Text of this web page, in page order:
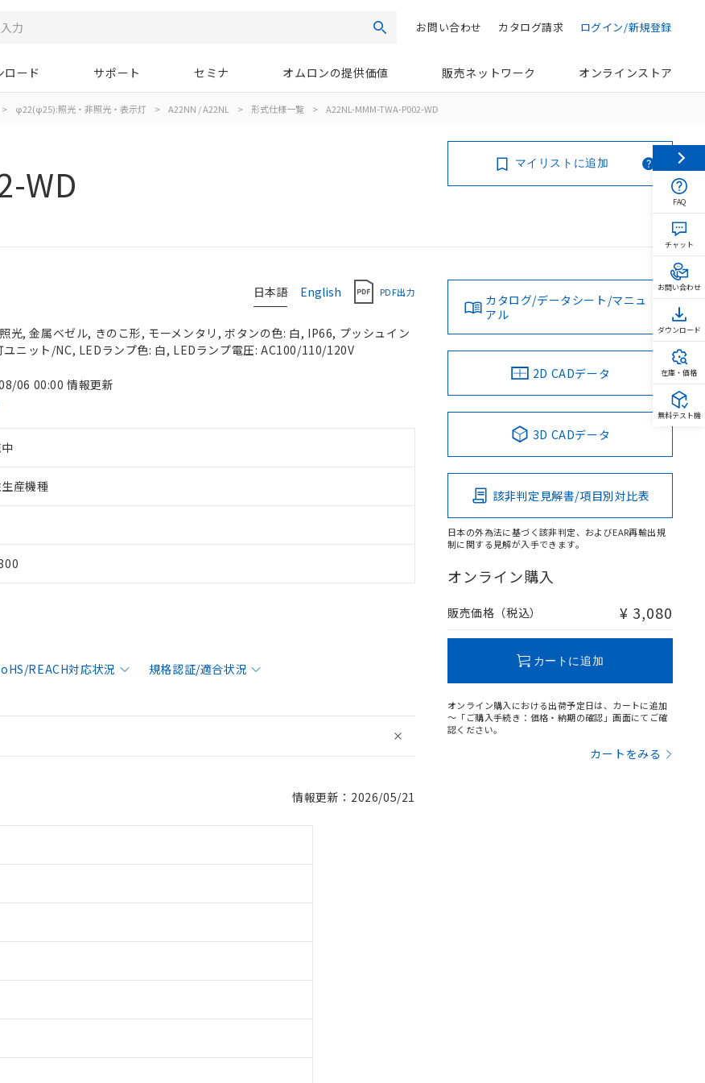
検索 ログイン/新規登録
カタログ請求
お問い合わせ
ロード サポート セミナ オムロンの提供価値 販売ネットワーク オンラインストア
> φ22(φ25):照光・非照光・表示灯 > A22NN / A22NL > 形式仕様一覧 > A22NL-MMM-TWA-P002-WD
WD マイリストに追加
日本語 English PDF出力
光, 金属ベゼル, きのこ形, モーメンタリ, ボタンの色: 白, IP66, プッシュイン
ニット/NC, LEDランプ色: 白, LEDランプ電圧: AC100/110/120V
06 00:00 情報更新
産機種
REACH対応状況 規格認証/適合状況
情報更新：2026/05/21
カタログ/データシート/マニュ
アル
2D CADデータ
3D CADデータ
該非判定見解書/項目別対比表
日本の外為法に基づく該非判定、およびEAR再輸出規
制に関する見解が入手できます。
オンライン購入
販売価格（税込） ¥ 3,080
カートに追加
オンライン購入における出荷予定日は、カートに追加
～「ご購入手続き：価格・納期の確認」画面にてご確
認ください。
カートをみる
FAQ
チャット
お問い合わせ
ダウンロード
在庫・価格
無料テスト機